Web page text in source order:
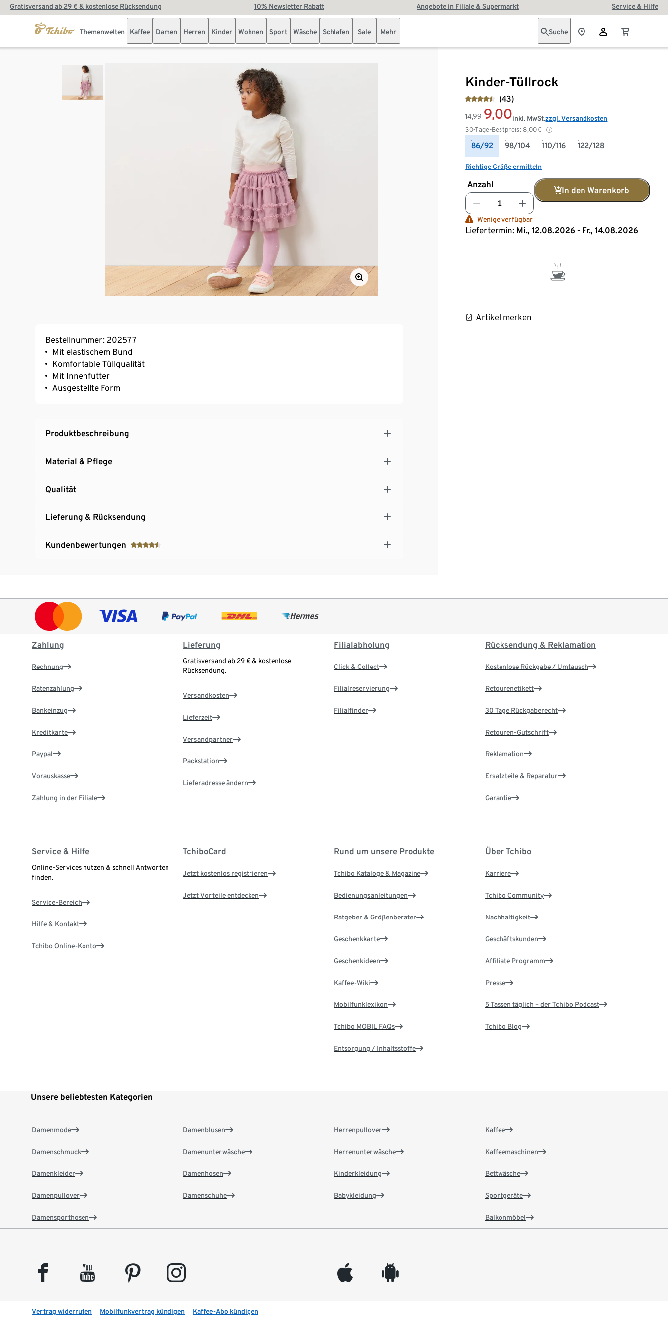
Gratisversand ab 29 € & kostenlose Rücksendung 10% Newsletter Rabatt Angebote in Filiale & Supermarkt Service & Hilfe
Themenwelten Kaffee Damen Herren Kinder Wohnen Sport Wäsche Schlafen Sale Mehr Suche
Kinder-Tüllrock
(43)
14,99 9,00
30-Tage-Bestpreis: 8,00€
inkl. MwSt.zzgl. Versandkosten
86/92 98/104 110/116 122/128
Richtige Größe ermitteln
Anzahl
In den Warenkorb
Wenige verfügbar
Liefertermin: Mi., 12.08.2026 - Fr., 14.08.2026
Artikel merken
Bestellnummer: 202577
Mit elastischem Bund
Komfortable Tüllqualität
Mit Innenfutter
Ausgestellte Form
Produktbeschreibung
Material & Pflege
Qualität
Lieferung & Rücksendung
Kundenbewertungen
Zahlung
Rechnung
Ratenzahlung
Bankeinzug
Kreditkarte
Paypal
Vorauskasse
Zahlung in der Filiale
Lieferung
Gratisversand ab 29 € & kostenlose
Rücksendung.
Versandkosten
Lieferzeit
Versandpartner
Packstation
Lieferadresse ändern
Filialabholung
Click & Collect
Filialreservierung
Filialfinder
Rücksendung & Reklamation
Kostenlose Rückgabe / Umtausch
Retourenetikett
30 Tage Rückgaberecht
Retouren-Gutschrift
Reklamation
Ersatzteile & Reparatur
Garantie
Service & Hilfe
Online-Services nutzen & schnell Antworten
finden.
Service-Bereich
Hilfe & Kontakt
Tchibo Online-Konto
TchiboCard
Jetzt kostenlos registrieren
Jetzt Vorteile entdecken
Rund um unsere Produkte
Tchibo Kataloge & Magazine
Bedienungsanleitungen
Ratgeber & Größenberater
Geschenkkarte
Geschenkideen
Kaffee-Wiki
Mobilfunklexikon
Tchibo MOBIL FAQs
Entsorgung / Inhaltsstoffe
Über Tchibo
Karriere
Tchibo Community
Nachhaltigkeit
Geschäftskunden
Affiliate Programm
Presse
5 Tassen täglich – der Tchibo Podcast
Tchibo Blog
Unsere beliebtesten Kategorien
Damenmode
Damenschmuck
Damenkleider
Damenpullover
Damensporthosen
Damenblusen
Damenunterwäsche
Damenhosen
Damenschuhe
Herrenpullover
Herrenunterwäsche
Kinderkleidung
Babykleidung
Kaffee
Kaffeemaschinen
Bettwäsche
Sportgeräte
Balkonmöbel
facebook youtube pinterest instagram appleinc android
Vertrag widerrufen Mobilfunkvertrag kündigen Kaffee-Abo kündigen